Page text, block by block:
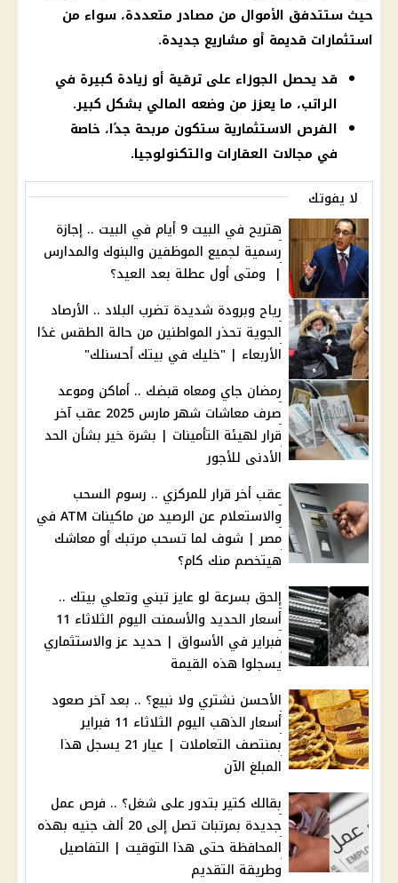
حيث ستتدفق الأموال من مصادر متعددة، سواء من
استثمارات قديمة أو مشاريع جديدة.
قد يحصل الجوزاء على ترقية أو زيادة كبيرة في
الراتب، ما يعزز من وضعه المالي بشكل كبير.
الفرص الاستثمارية ستكون مربحة جدًا، خاصة
في مجالات العقارات والتكنولوجيا.
لا يفوتك
هتريح في البيت 9 أيام في البيت .. إجازة
رسمية لجميع الموظفين والبنوك والمدارس
| ومتى أول عطلة بعد العيد؟
رياح وبرودة شديدة تضرب البلاد .. الأرصاد
الجوية تحذر المواطنين من حالة الطقس غدًا
الأربعاء | "خليك في بيتك أحسنلك"
رمضان جاي ومعاه قبضك .. أماكن وموعد
صرف معاشات شهر مارس 2025 عقب آخر
قرار لهيئة التأمينات | بشرة خير بشأن الحد
الأدنى للأجور
عقب أخر قرار للمركزي .. رسوم السحب
والاستعلام عن الرصيد من ماكينات ATM في
مصر | شوف لما تسحب مرتبك أو معاشك
هيتخصم منك كام؟
إلحق بسرعة لو عايز تبني وتعلي بيتك ..
أسعار الحديد والأسمنت اليوم الثلاثاء 11
فبراير في الأسواق | حديد عز والاستثماري
يسجلوا هذه القيمة
الأحسن نشتري ولا نبيع؟ .. بعد آخر صعود
أسعار الذهب اليوم الثلاثاء 11 فبراير
بمنتصف التعاملات | عيار 21 يسجل هذا
المبلغ الآن
بقالك كتير بتدور على شغل؟ .. فرص عمل
جديدة بمرتبات تصل إلى 20 ألف جنيه بهذه
المحافظة حتى هذا التوقيت | التفاصيل
وطريقة التقديم